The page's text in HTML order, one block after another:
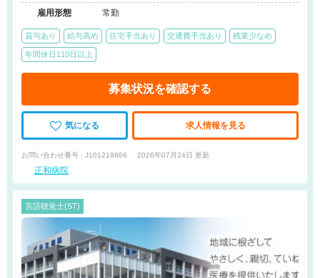
雇用形態
常勤
賞与あり 給与高め 住宅手当あり 交通費手当あり 残業少なめ
年間休日110日以上
募集状況を確認する
気になる 求人情報を見る
お問い合わせ番号 : J101219866 2026年07月24日 更新
正和病院
言語聴覚士(ST)